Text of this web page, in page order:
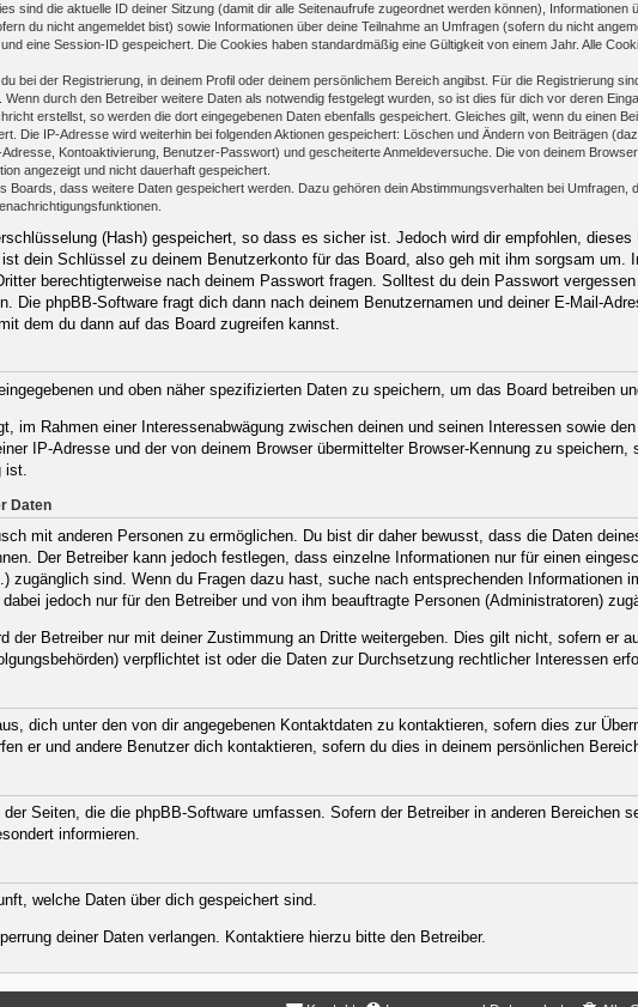
sind die aktuelle ID deiner Sitzung (damit dir alle Seitenaufrufe zugeordnet werden können), Informationen
du nicht angemeldet bist) sowie Informationen über deine Teilnahme an Umfragen (sofern du nicht
eine Session-ID gespeichert. Die Cookies haben standardmäßig eine Gültigkeit von einem Jahr. Alle
bei der Registrierung, in deinem Profil oder deinem persönlichem Bereich angibst. Für die Registrierung
durch den Betreiber weitere Daten als notwendig festgelegt wurden, so ist dies für dich vor deren
erstellst, so werden die dort eingegebenen Daten ebenfalls gespeichert. Gleiches gilt, wenn du einen
Die IP-Adresse wird weiterhin bei folgenden Aktionen gespeichert: Löschen und Ändern von Beiträgen
Kontoaktivierung, Benutzer-Passwort) und gescheiterte Anmeldeversuche. Die von deinem
angezeigt und nicht dauerhaft gespeichert.
Boards, dass weitere Daten gespeichert werden. Dazu gehören dein Abstimmungsverhalten bei Umfragen,
(Hash) gespeichert, so dass es sicher ist. Jedoch wird dir empfohlen,
dein Schlüssel zu deinem Benutzerkonto für das Board, also geh mit ihm sorgsam um.
berechtigterweise nach deinem Passwort fragen. Solltest du dein Passwort
Die phpBB-Software fragt dich dann nach deinem Benutzernamen und deiner E-Mail-
dem du dann auf das Board zugreifen kannst.
und oben näher spezifizierten Daten zu speichern, um das Board betreiben
im Rahmen einer Interessenabwägung zwischen deinen und seinen Interessen sowie
IP-Adresse und der von deinem Browser übermittelter Browser-Kennung zu speichern,
ist.
Daten
mit anderen Personen zu ermöglichen. Du bist dir daher bewusst, dass die Daten
Der Betreiber kann jedoch festlegen, dass einzelne Informationen nur für einen
zugänglich sind. Wenn du Fragen dazu hast, suche nach entsprechenden Informationen
jedoch nur für den Betreiber und von ihm beauftragte Personen (Administratoren)
der Betreiber nur mit deiner Zustimmung an Dritte weitergeben. Dies gilt nicht, sofern er
verpflichtet ist oder die Daten zur Durchsetzung rechtlicher Interessen
dich unter den von dir angegebenen Kontaktdaten zu kontaktieren, sofern dies zur
er und andere Benutzer dich kontaktieren, sofern du dies in deinem persönlichen
Seiten, die die phpBB-Software umfassen. Sofern der Betreiber in anderen Bereichen
informieren.
welche Daten über dich gespeichert sind.
deiner Daten verlangen. Kontaktiere hierzu bitte den Betreiber.